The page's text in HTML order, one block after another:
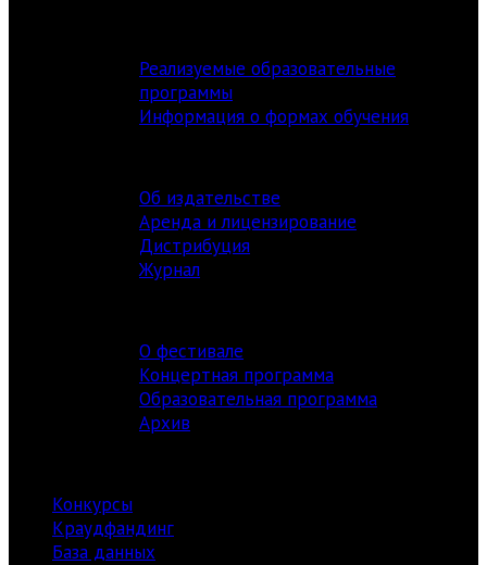
Реализуемые образовательные
программы
Информация о формах обучения
Об издательстве
Аренда и лицензирование
Дистрибуция
Журнал
О фестивале
Концертная программа
Образовательная программа
Архив
Конкурсы
Краудфандинг
База данных